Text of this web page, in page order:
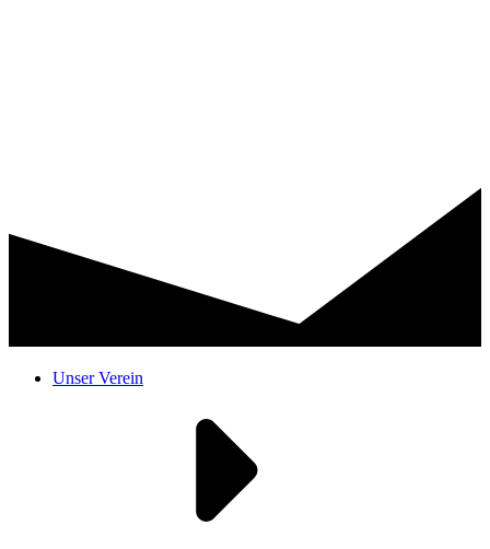
Unser Verein